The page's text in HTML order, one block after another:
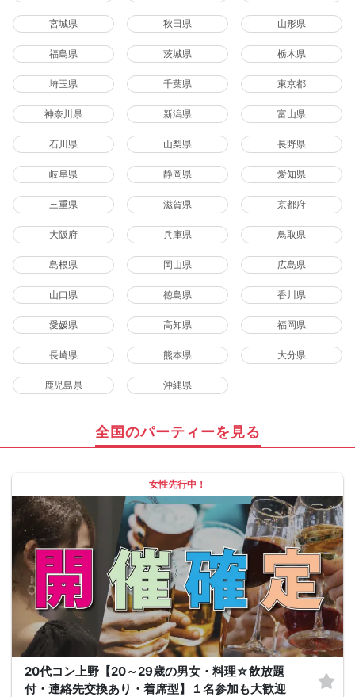
宮城県 秋田県 山形県
福島県 茨城県 栃木県
埼玉県 千葉県 東京都
神奈川県 新潟県 富山県
石川県 山梨県 長野県
岐阜県 静岡県 愛知県
三重県 滋賀県 京都府
大阪府 兵庫県 鳥取県
島根県 岡山県 広島県
山口県 徳島県 香川県
愛媛県 高知県 福岡県
長崎県 熊本県 大分県
鹿児島県 沖縄県
全国のパーティーを見る
女性先行中！
20代コン上野【20～29歳の男女・料理☆飲放題
付・連絡先交換あり・着席型】１名参加も大歓迎